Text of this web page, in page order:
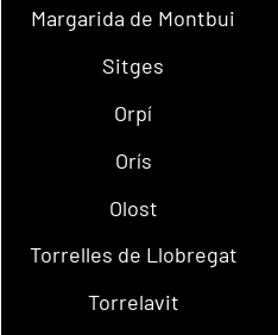
Margarida de Montbui
Sitges
Orpí
Orís
Olost
Torrelles de Llobregat
Torrelavit